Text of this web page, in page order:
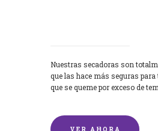
Nuestras secadoras son
que las hace más seguras
que se queme por exceso de
VER AHORA